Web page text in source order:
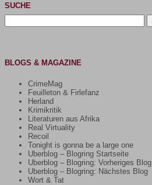
SUCHE
Suchen
nach:
BLOGS & MAGAZINE
CrimeMag
Feuilleton & Firlefanz
Herland
Krimikritik
Literaturen aus Afrika
Real Virtuality
Recoil
Tonight is gonna be a large one
Uberblog – Blogring Startseite
Uberblog – Blogring: Vorheriges Blog
Uberblog – Blogring: Nächstes Blog
Wort & Tat